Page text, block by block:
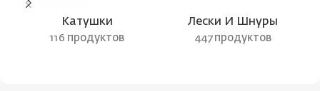
Катушки
116 продуктов
Лески И Шнуры
447 продуктов